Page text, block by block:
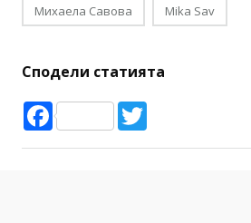
Михаела Савова Mika Sav
Сподели статията
Facebook